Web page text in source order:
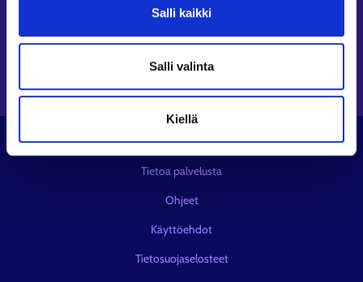
Salli kaikki
Salli valinta
Kiellä
Youtube⁠
© KEHA-keskus
Tietoa palvelusta
Ohjeet
Käyttöehdot
Tietosuojaselosteet